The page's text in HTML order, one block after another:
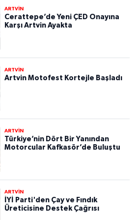
ARTVİN
Cerattepe’de Yeni ÇED Onayına
Karşı Artvin Ayakta
ARTVİN
Artvin Motofest Kortejle Başladı
ARTVİN
Türkiye’nin Dört Bir Yanından
Motorcular Kafkasör’de Buluştu
ARTVİN
İYİ Parti'den Çay ve Fındık
Üreticisine Destek Çağrısı